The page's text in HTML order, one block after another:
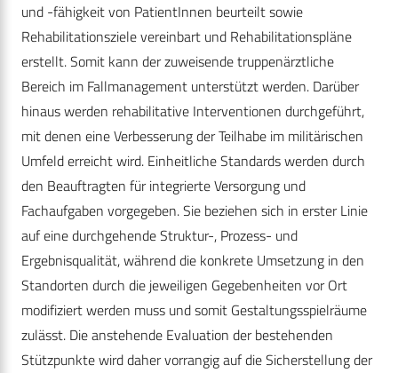
und -fähigkeit von PatientInnen beurteilt sowie
Rehabilitationsziele vereinbart und Rehabilitationspläne
erstellt. Somit kann der zuweisende truppenärztliche
Bereich im Fallmanagement unterstützt werden. Darüber
hinaus werden rehabilitative Interventionen durchgeführt,
mit denen eine Verbesserung der Teilhabe im militärischen
Umfeld erreicht wird. Einheitliche Standards werden durch
den Beauftragten für integrierte Versorgung und
Fachaufgaben vorgegeben. Sie beziehen sich in erster Linie
auf eine durchgehende Struktur-, Prozess- und
Ergebnisqualität, während die konkrete Umsetzung in den
Standorten durch die jeweiligen Gegebenheiten vor Ort
modifiziert werden muss und somit Gestaltungsspielräume
zulässt. Die anstehende Evaluation der bestehenden
Stützpunkte wird daher vorrangig auf die Sicherstellung der